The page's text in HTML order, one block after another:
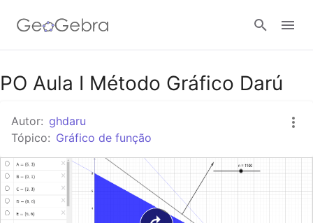
Google Classroom
Tarefa
Entrar no sistema
PO Aula I Método Gráfico Darú
Autor: ghdaru
Tópico: Gráfico de função